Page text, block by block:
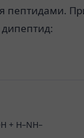
пептидами.
+ H–NH–